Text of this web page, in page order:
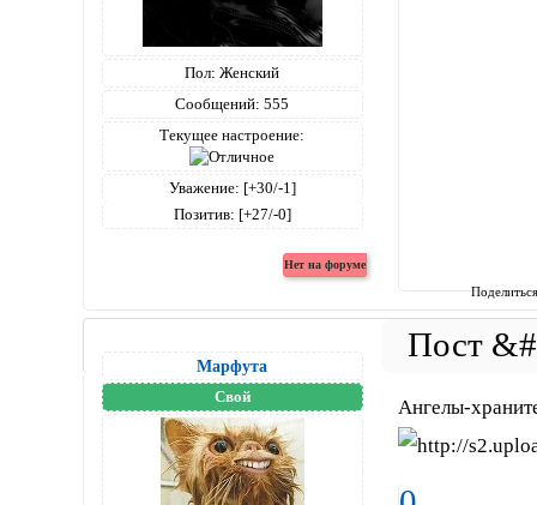
Пол: Женский
Сообщений: 555
Текущее настроение:
Уважение: [+30/-1]
Позитив: [+27/-0]
Марфута
Свой Ангелы-